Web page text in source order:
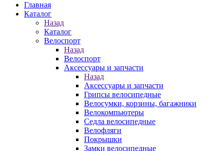
Главная
Каталог
Назад
Каталог
Велоспорт
Назад
Велоспорт
Аксессуары и запчасти
Назад
Аксессуары и запчасти
Грипсы велосипедные
Велосумки, корзины, багажники
Велокомпьютеры
Седла велосипедные
Велофляги
Покрышки
Замки велосипедные